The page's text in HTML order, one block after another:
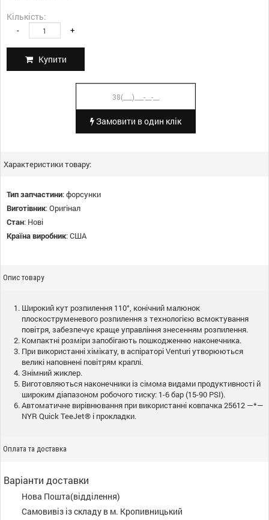
Кількість:
- +
Купити
Замовити в один клік
Характеристики товару:
Тип запчастини:форсунки
Виготівник:Оригінал
Стан: Нові
Країна виробник:США
Опис товару
Широкий кут розпилення 110°, конічний малюнок
плоскоструменевого розпилення з технологією всмоктування
повітря, забезпечує краще управління знесенням розпилення.
Компактні розміри запобігають пошкодженню наконечника.
При використанні хімікату, в аспіраторі Venturi утворюються
великі наповнені повітрям краплі.
Знімний жиклер.
Виготовляються наконечники із сімома видами продуктивності й
широким діапазоном робочого тиску: 1-6 бар (15-90 PSI).
Автоматичне вирівнювання при використанні ковпачка 25612 —*—
NYR Quick TeeJet® і прокладки.
Оплата та доставка
Варіанти доставки
Нова Пошта(відділення)
Самовивіз із складу в м. Кропивницький